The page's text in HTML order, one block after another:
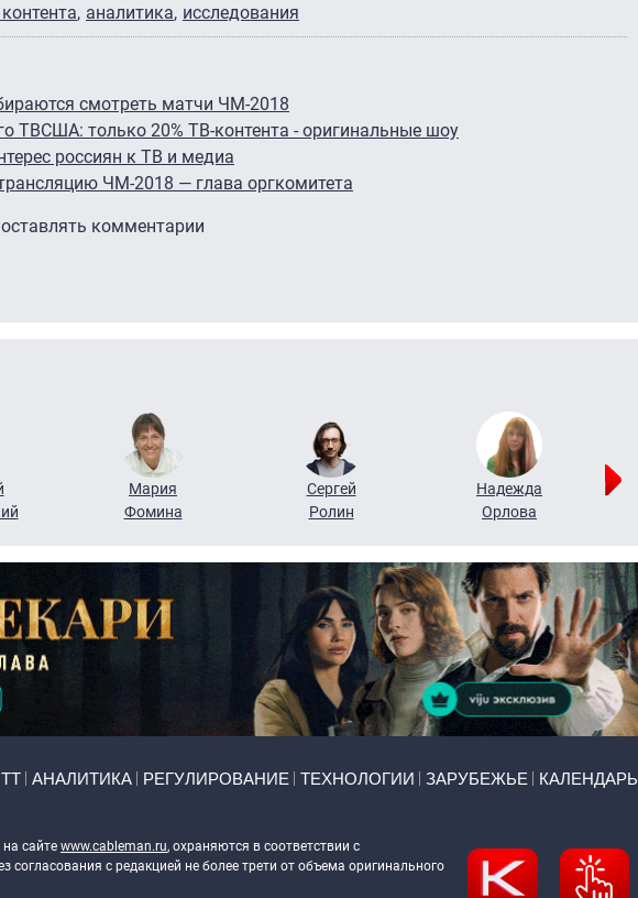
аналитика исследования
смотреть матчи ЧМ-2018
ТВСША: только 20% ТВ-контента - оригинальные шоу
россиян к ТВ и медиа
ЧМ-2018 — глава оргкомитета
комментарии
Мария
Фомина
Сергей
Ролин
Надежда
Орлова
АНАЛИТИКА РЕГУЛИРОВАНИЕ ТЕХНОЛОГИИ ЗАРУБЕЖЬЕ КАЛЕНДАРЬ
сайте www.cableman.ru, охраняются в соответствии с
согласования с редакцией не более трети от объема оригинального